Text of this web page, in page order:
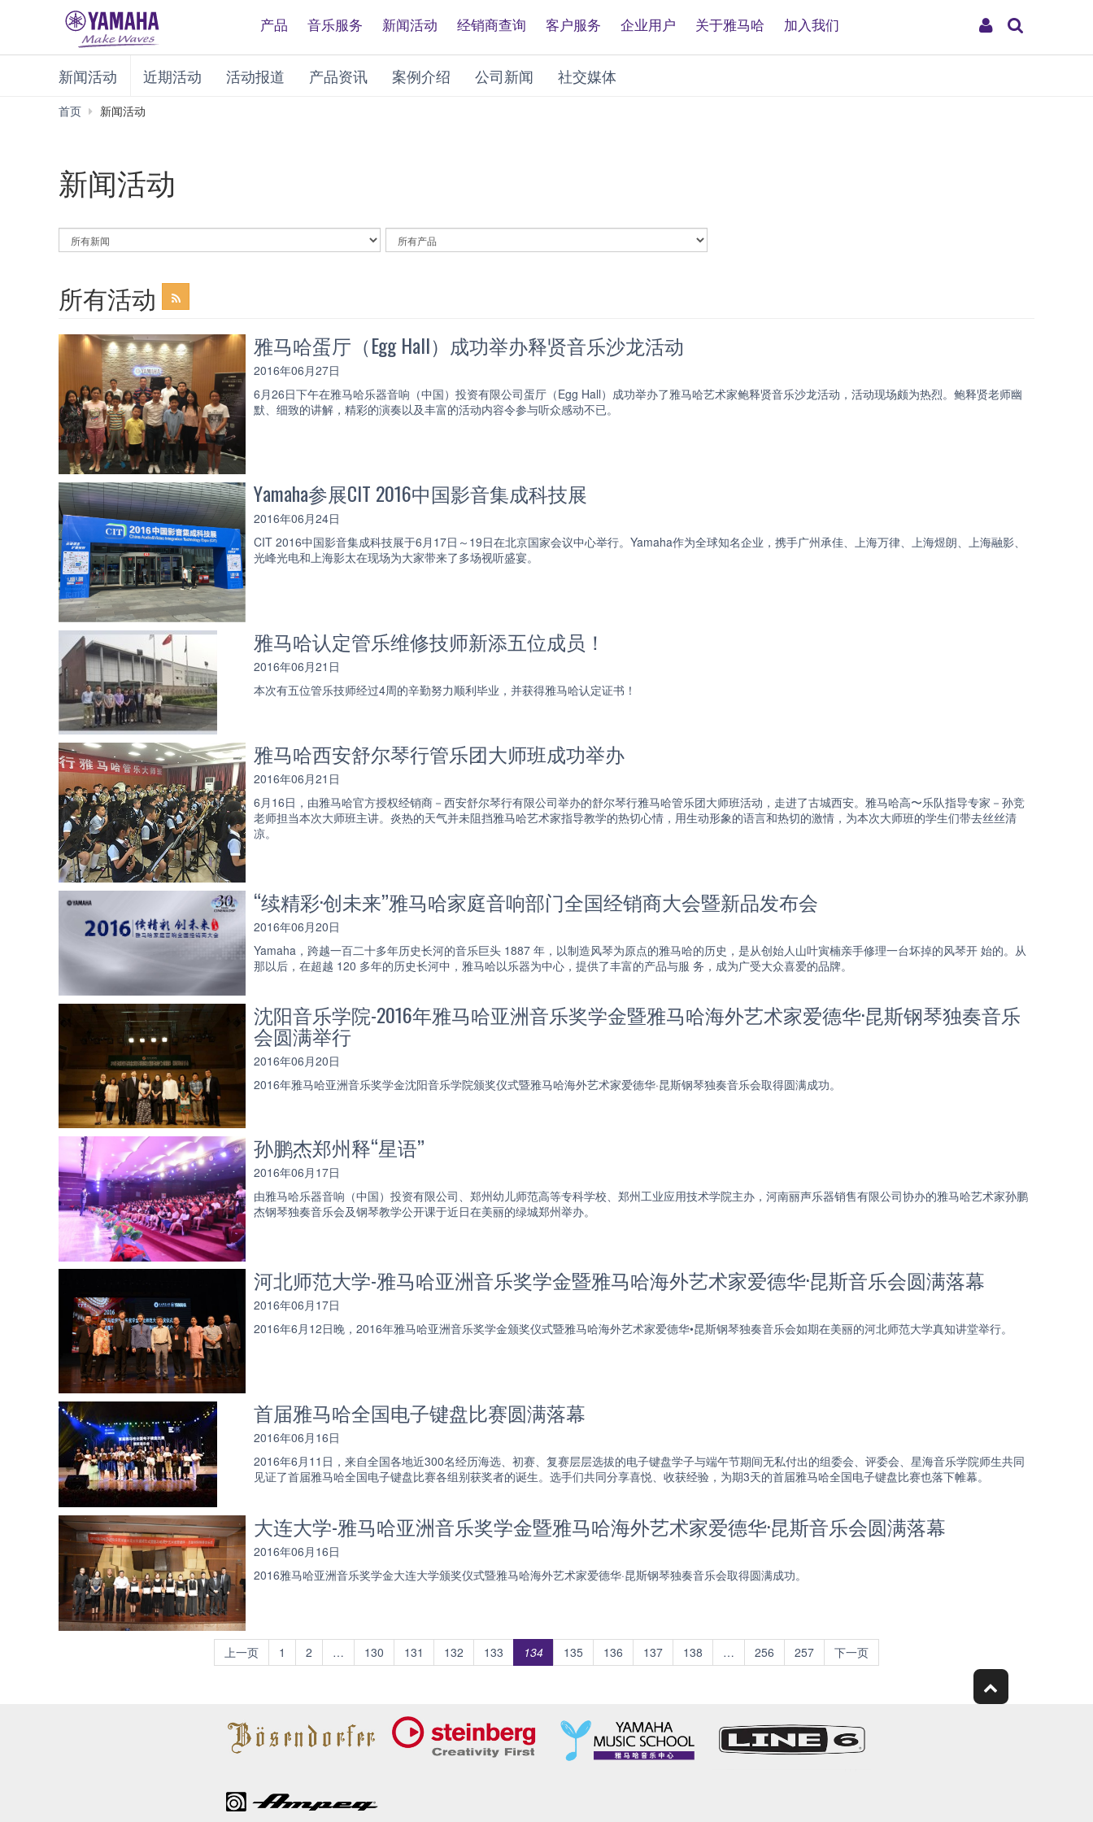
My
产品 音乐服务 新闻活动 经销商查询 客户服务 企业用户 关于雅马哈 加入我们
新闻活动 近期活动 活动报道 产品资讯 案例介绍 公司新闻 社交媒体
首页 新闻活动
新闻活动
By
News
By
Article
所有活动
雅马哈蛋厅（Egg Hall）成功举办释贤音乐沙龙活动
2016年06月27日
6月26日下午在雅马哈乐器音响（中国）投资有限公司蛋厅（Egg Hall）成功举办了雅马哈艺术家鲍释贤音乐沙龙活动，活动现场颇为热烈。鲍释贤老师幽
默、细致的讲解，精彩的演奏以及丰富的活动内容令参与听众感动不已。
Yamaha参展CIT 2016中国影音集成科技展
2016年06月24日
CIT 2016中国影音集成科技展于6月17日～19日在北京国家会议中心举行。Yamaha作为全球知名企业，携手广州承佳、上海万律、上海煜朗、上海融影、
光峰光电和上海影太在现场为大家带来了多场视听盛宴。
雅马哈认定管乐维修技师新添五位成员！
2016年06月21日
本次有五位管乐技师经过4周的辛勤努力顺利毕业，并获得雅马哈认定证书！
雅马哈西安舒尔琴行管乐团大师班成功举办
2016年06月21日
6月16日，由雅马哈官方授权经销商－西安舒尔琴行有限公司举办的舒尔琴行雅马哈管乐团大师班活动，走进了古城西安。雅马哈高〜乐队指导专家－孙竞
老师担当本次大师班主讲。炎热的天气并未阻挡雅马哈艺术家指导教学的热切心情，用生动形象的语言和热切的激情，为本次大师班的学生们带去丝丝清
凉。
“续精彩·创未来”雅马哈家庭音响部门全国经销商大会暨新品发布会
2016年06月20日
Yamaha，跨越一百二十多年历史长河的音乐巨头 1887 年，以制造风琴为原点的雅马哈的历史，是从创始人山叶寅楠亲手修理一台坏掉的风琴开 始的。从
那以后，在超越 120 多年的历史长河中，雅马哈以乐器为中心，提供了丰富的产品与服 务，成为广受大众喜爱的品牌。
沈阳音乐学院-2016年雅马哈亚洲音乐奖学金暨雅马哈海外艺术家爱德华·昆斯钢琴独奏音乐
会圆满举行
2016年06月20日
2016年雅马哈亚洲音乐奖学金沈阳音乐学院颁奖仪式暨雅马哈海外艺术家爱德华·昆斯钢琴独奏音乐会取得圆满成功。
孙鹏杰郑州释“星语”
2016年06月17日
由雅马哈乐器音响（中国）投资有限公司、郑州幼儿师范高等专科学校、郑州工业应用技术学院主办，河南丽声乐器销售有限公司协办的雅马哈艺术家孙鹏
杰钢琴独奏音乐会及钢琴教学公开课于近日在美丽的绿城郑州举办。
河北师范大学-雅马哈亚洲音乐奖学金暨雅马哈海外艺术家爱德华·昆斯音乐会圆满落幕
2016年06月17日
2016年6月12日晚，2016年雅马哈亚洲音乐奖学金颁奖仪式暨雅马哈海外艺术家爱德华•昆斯钢琴独奏音乐会如期在美丽的河北师范大学真知讲堂举行。
首届雅马哈全国电子键盘比赛圆满落幕
2016年06月16日
2016年6月11日，来自全国各地近300名经历海选、初赛、复赛层层选拔的电子键盘学子与端午节期间无私付出的组委会、评委会、星海音乐学院师生共同
见证了首届雅马哈全国电子键盘比赛各组别获奖者的诞生。选手们共同分享喜悦、收获经验，为期3天的首届雅马哈全国电子键盘比赛也落下帷幕。
大连大学-雅马哈亚洲音乐奖学金暨雅马哈海外艺术家爱德华·昆斯音乐会圆满落幕
2016年06月16日
2016雅马哈亚洲音乐奖学金大连大学颁奖仪式暨雅马哈海外艺术家爱德华·昆斯钢琴独奏音乐会取得圆满成功。
上一页 1 2 … 130 131 132 133 134 135 136 137 138 … 256 257 下一页